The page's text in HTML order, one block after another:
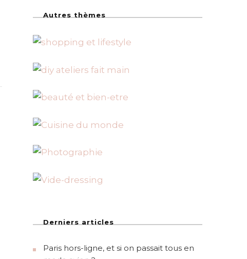
Autres thèmes
Derniers articles
Paris hors-ligne, et si on passait tous en